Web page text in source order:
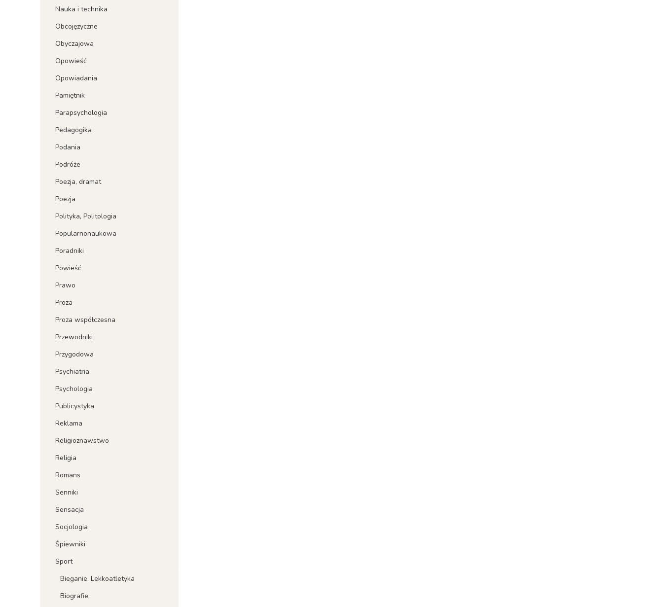
Nauka i technika
Obcojęzyczne
Obyczajowa
Opowieść
Opowiadania
Pamiętnik
Parapsychologia
Pedagogika
Podania
Podróże
Poezja, dramat
Poezja
Polityka, Politologia
Popularnonaukowa
Poradniki
Powieść
Prawo
Proza
Proza współczesna
Przewodniki
Przygodowa
Psychiatria
Psychologia
Publicystyka
Reklama
Religioznawstwo
Religia
Romans
Senniki
Sensacja
Socjologia
Śpiewniki
Sport
Bieganie. Lekkoatletyka
Biografie